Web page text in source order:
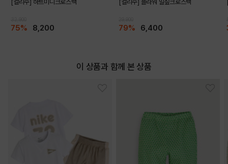
[컬리수] 하트미니크로스백
75% 8,200
[컬리수] 플라워 밀짚크로스백
79% 6,400
이 상품과 함께 본 상품